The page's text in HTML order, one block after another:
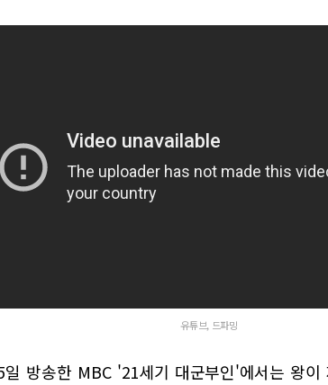
유튜브, 드파밍
방송한 MBC '21세기 대군부인'에서는 왕